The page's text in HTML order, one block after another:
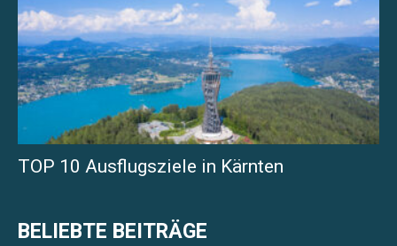
TOP 10 Ausflugsziele in Kärnten
BELIEBTE BEITRÄGE